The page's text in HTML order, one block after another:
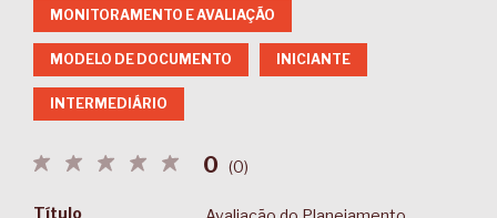
MONITORAMENTO E AVALIAÇÃO
MODELO DE DOCUMENTO INICIANTE
INTERMEDIÁRIO
0 (0)
Título